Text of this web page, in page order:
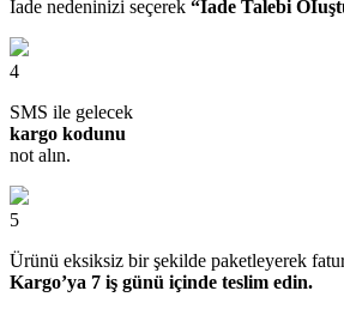
İade nedeninizi seçerek “İade Talebi
4
SMS ile gelecek
kargo kodunu
not alın.
5
Ürünü eksiksiz bir şekilde paketleyerek
Kargo’ya 7 iş günü içinde teslim edin.